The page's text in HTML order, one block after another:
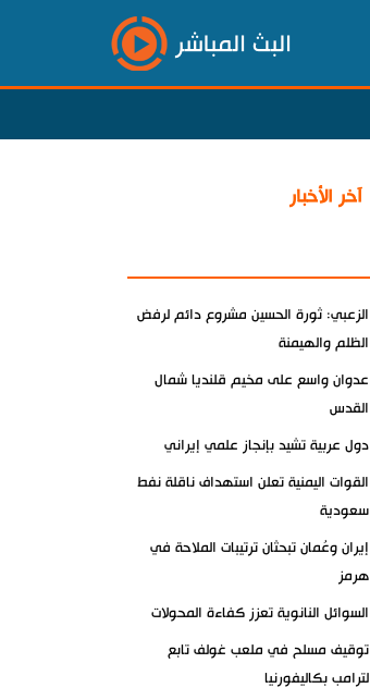
البث المباشر
آخر الأخبار
الزعبي: ثورة الحسين مشروع دائم لرفض
الظلم والهيمنة
عدوان واسع على مخيم قلنديا شمال
القدس
دول عربية تشيد بإنجاز علمي إيراني
القوات اليمنية تعلن استهداف ناقلة نفط
سعودية
إيران وعُمان تبحثان ترتيبات الملاحة في
هرمز
السوائل النانوية تعزز كفاءة المحولات
توقيف مسلح في ملعب غولف تابع
لترامب بكاليفورنيا